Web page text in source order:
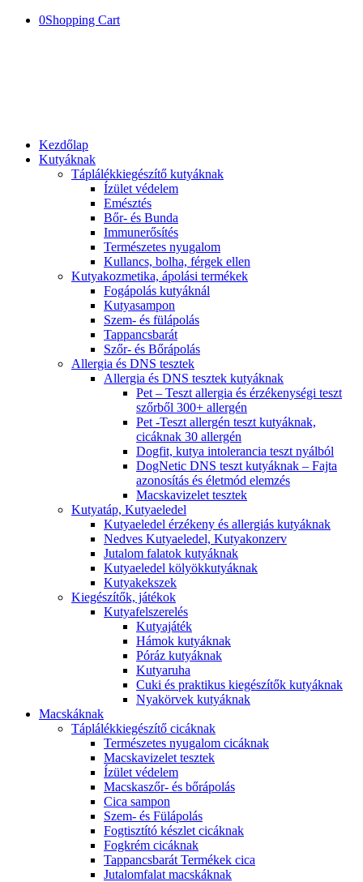
0Shopping Cart
Kezdőlap
Kutyáknak
Táplálékkiegészítő kutyáknak
Ízület védelem
Emésztés
Bőr- és Bunda
Immunerősítés
Természetes nyugalom
Kullancs, bolha, férgek ellen
Kutyakozmetika, ápolási termékek
Fogápolás kutyáknál
Kutyasampon
Szem- és fülápolás
Tappancsbarát
Szőr- és Bőrápolás
Allergia és DNS tesztek
Allergia és DNS tesztek kutyáknak
Pet – Teszt allergia és érzékenységi teszt
szőrből 300+ allergén
Pet -Teszt allergén teszt kutyáknak,
cicáknak 30 allergén
Dogfit, kutya intolerancia teszt nyálból
DogNetic DNS teszt kutyáknak – Fajta
azonosítás és életmód elemzés
Macskavizelet tesztek
Kutyatáp, Kutyaeledel
Kutyaeledel érzékeny és allergiás kutyáknak
Nedves Kutyaeledel, Kutyakonzerv
Jutalom falatok kutyáknak
Kutyaeledel kölyökkutyáknak
Kutyakekszek
Kiegészítők, játékok
Kutyafelszerelés
Kutyajáték
Hámok kutyáknak
Póráz kutyáknak
Kutyaruha
Cuki és praktikus kiegészítők kutyáknak
Nyakörvek kutyáknak
Macskáknak
Táplálékkiegészítő cicáknak
Természetes nyugalom cicáknak
Macskavizelet tesztek
Ízület védelem
Macskaszőr- és bőrápolás
Cica sampon
Szem- és Fülápolás
Fogtisztító készlet cicáknak
Fogkrém cicáknak
Tappancsbarát Termékek cica
Jutalomfalat macskáknak